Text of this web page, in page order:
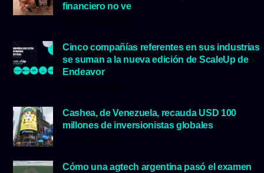
financiero no ve
Cinco compañías referentes en sus industrias
se suman a la nueva edición de ScaleUp de
Endeavor
Cashea, de Venezuela, recauda USD 100
millones de inversionistas globales
Cómo una agtech argentina pasó el examen